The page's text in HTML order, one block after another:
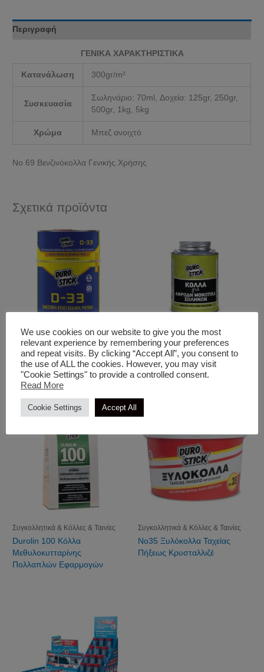
Περιγραφή
ΓΕΝΙΚΑ ΧΑΡΑΚΤΗΡΙΣΤΙΚΑ
Κατανάλωση 300gr/m²
Συσκευασία
Σωληνάριο: 70ml, Δοχεία: 125gr, 250gr,
500gr, 1kg, 5kg
Χρώμα Μπεζ ανοιχτό
Νο 69 Βενζινόκολλα Γενικής Χρήσης
Σχετικά προϊόντα
Κονιάματα & Ρητίνες
D-33 Ενέσιμη Εποξειδική
Ρητίνη 2 Συστατικών
Προϊόντα Υδραυλικών
Κόλλα Για Αφρώδη Μονωτικά
Συγκολλητικά & Κόλλες & Ταινίες
Durolin 100 Κόλλα
Mεθυλοκυτταρίνης
Πολλαπλών Εφαρμογών
Συγκολλητικά & Κόλλες & Ταινίες
Νο35 Ξυλόκολλα Ταχείας
Πήξεως Κρυσταλλιζέ
We use cookies on our website to give you the most
relevant experience by remembering your preferences
and repeat visits. By clicking “Accept All”, you consent to
the use of ALL the cookies. However, you may visit
"Cookie Settings" to provide a controlled consent.
Read More
Cookie Settings Accept All